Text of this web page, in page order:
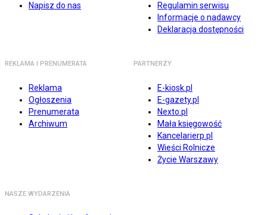
Napisz do nas
Regulamin serwisu
Informacje o nadawcy
Deklaracja dostępności
REKLAMA I PRENUMERATA
Reklama
Ogłoszenia
Prenumerata
Archiwum
PARTNERZY
E-kiosk.pl
E-gazety.pl
Nexto.pl
Mała księgowość
Kancelarierp.pl
Wieści Rolnicze
Życie Warszawy
NASZE WYDARZENIA